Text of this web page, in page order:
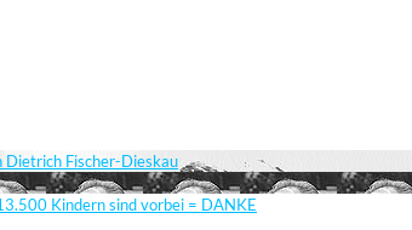
Dietrich Fischer-Dieskau
Kindern sind vorbei = DANKE